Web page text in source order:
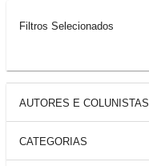
Filtros Selecionados
AUTORES E COLUNISTAS
CATEGORIAS